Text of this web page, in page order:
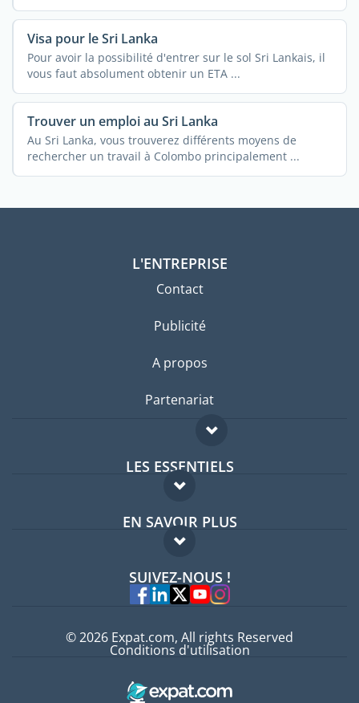
Visa pour le Sri Lanka
Pour avoir la possibilité d'entrer sur le sol Sri Lankais, il
vous faut absolument obtenir un ETA ...
Trouver un emploi au Sri Lanka
Au Sri Lanka, vous trouverez différents moyens de
rechercher un travail à Colombo principalement ...
L'ENTREPRISE
Contact
Publicité
A propos
Partenariat
LES ESSENTIELS
Forum expatriés
Guides pays
EN SAVOIR PLUS
FAQ
Experts
SUIVEZ-NOUS !
© 2026 Expat.com, All rights Reserved
Conditions d'utilisation